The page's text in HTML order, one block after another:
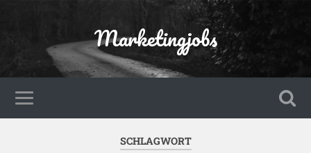
Marketingjobs
SCHLAGWORT